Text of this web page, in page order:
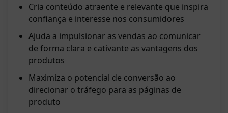
Cria conteúdo atraente e relevante que inspira
confiança e interesse nos consumidores
Ajuda a impulsionar as vendas ao comunicar
de forma clara e cativante as vantagens dos
produtos
Maximiza o potencial de conversão ao
direcionar o tráfego para as páginas de
produto